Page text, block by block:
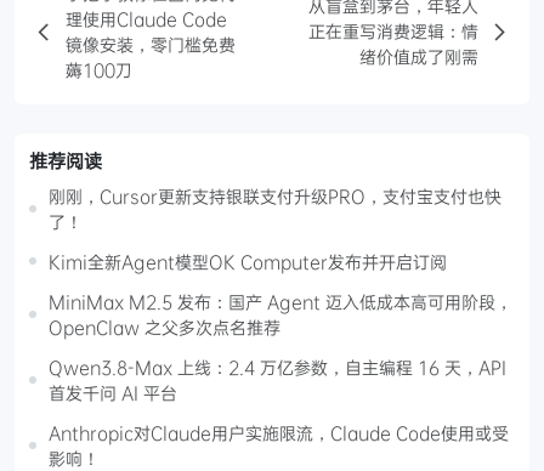
理使用Claude Code
镜像安装，零门槛免费
薅100刀
从盲盒到茅台，年轻人
正在重写消费逻辑：情
绪价值成了刚需
推荐阅读
刚刚，Cursor更新支持银联支付升级PRO，支付宝支付也快
了！
Kimi全新Agent模型OK Computer发布并开启订阅
MiniMax M2.5 发布：国产 Agent 迈入低成本高可用阶段，
OpenClaw 之父多次点名推荐
Qwen3.8-Max 上线：2.4 万亿参数，自主编程 16 天，API
首发千问 AI 平台
Anthropic对Claude用户实施限流，Claude Code使用或受
影响！